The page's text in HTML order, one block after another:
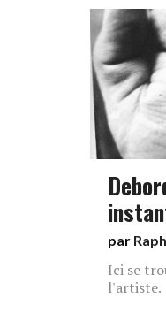
par
Ici se
l'artiste.